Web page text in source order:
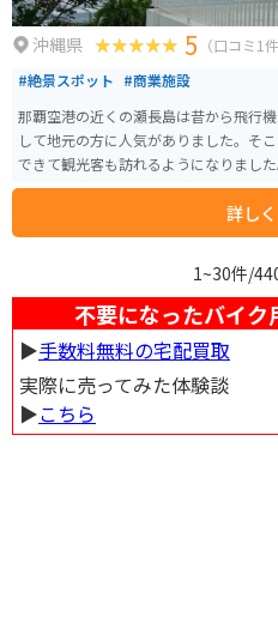
沖縄県 5 （口コミ1件
#絶景スポット #商業施設
那覇空港の近くの瀬長島は昔から飛行
して地元の方に人気がありました。そ
できて観光客も訪れるようになりまし
築」には飲食店や土産店がたくさん入
詳し
1~30件/
不要になったバイク
▶︎手数料無料の宅配買取
実際に売ってみた体験談
▶︎こちら